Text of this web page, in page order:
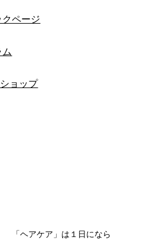
ページ
ョップ
「ヘアケア」は１日になら